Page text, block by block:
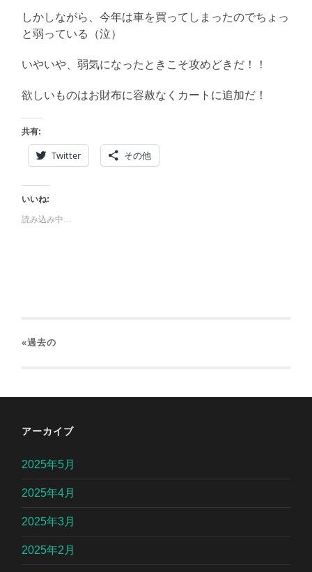
しかしながら、今年は車を買ってしまったのでちょっ
と弱っている（泣）
いやいや、弱気になったときこそ攻めどきだ！！
欲しいものはお財布に容赦なくカートに追加だ！
共有:
Twitter その他
いいね:
読み込み中…
«過去の
アーカイブ
2025年5月
2025年4月
2025年3月
2025年2月